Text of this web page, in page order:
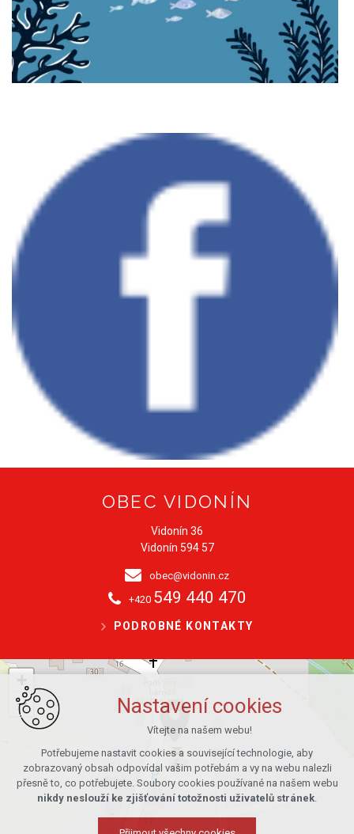
OBEC VIDONÍN
Vidonín 36
Vidonín 594 57
obec@vidonin.cz
+420 549 440 470
PODROBNÉ KONTAKTY
−
Nastavení cookies
Vítejte na našem webu!
Potřebujeme nastavit cookies a související technologie, aby
zobrazovaný obsah odpovídal vašim potřebám a vy na webu nalezli
přesně to, co potřebujete. Soubory cookies používané na našem webu
nikdy neslouží ke zjišťování totožnosti uživatelů stránek.